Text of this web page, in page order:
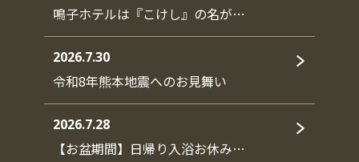
鳴子ホテルは『こけし』の名が…
2026.7.30
令和8年熊本地震へのお見舞い
2026.7.28
【お盆期間】日帰り入浴お休み…